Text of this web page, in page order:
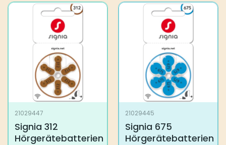
21029447
Signia 312
Hörgerätebatterien
21029445
Signia 675
Hörgerätebatterien